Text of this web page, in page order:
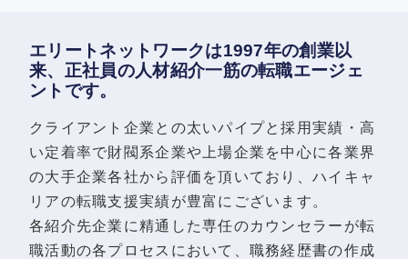
エリートネットワークは1997年の創業以
来、正社員の人材紹介一筋の転職エージェ
ントです。
クライアント企業との太いパイプと採用実績・高
い定着率で財閥系企業や上場企業を中心に各業界
の大手企業各社から評価を頂いており、ハイキャ
リアの転職支援実績が豊富にございます。
各紹介先企業に精通した専任のカウンセラーが転
職活動の各プロセスにおいて、職務経歴書の作成